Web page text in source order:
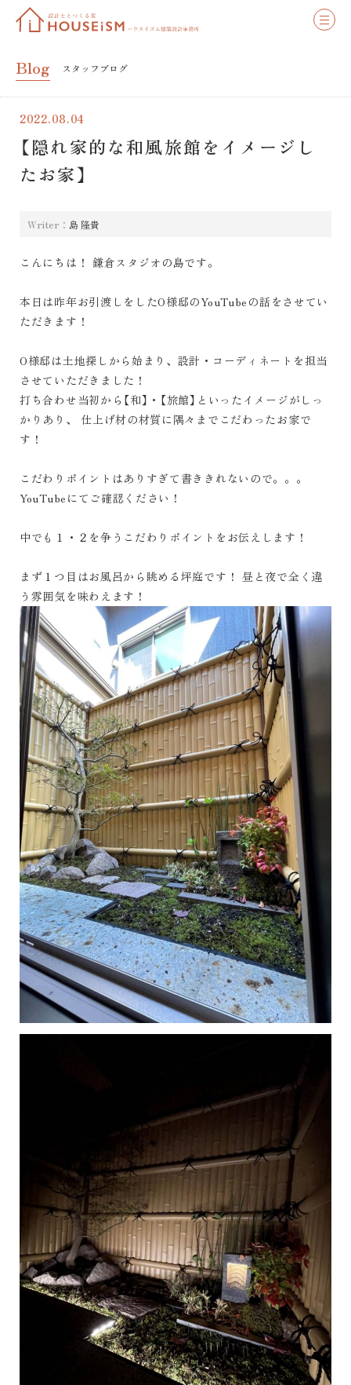
Blog スタッフブログ
2022.08.04
【隠れ家的な和風旅館をイメージし
たお家】
Writer： 島 隆貴
こんにちは！ 鎌倉スタジオの島です。
本日は昨年お引渡しをしたO様邸のYouTubeの話をさせてい
ただきます！
O様邸は土地探しから始まり、設計・コーディネートを担当
させていただきました！
打ち合わせ当初から【和】・【旅館】といったイメージがしっ
かりあり、 仕上げ材の材質に隅々までこだわったお家で
す！
こだわりポイントはありすぎて書ききれないので。。。
YouTubeにてご確認ください！
中でも１・２を争うこだわりポイントをお伝えします！
まず１つ目はお風呂から眺める坪庭です！ 昼と夜で全く違
う雰囲気を味わえます！